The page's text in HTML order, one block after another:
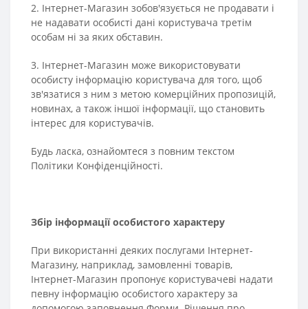
2. Інтернет-Магазин зобов'язується не продавати і
не надавати особисті дані користувача третім
особам ні за яких обставин.
3. Інтернет-Магазин може використовувати
особисту інформацію користувача для того, щоб
зв'язатися з ним з метою комерційних пропозицій,
новинах, а також іншої інформації, що становить
інтерес для користувачів.
Будь ласка, ознайомтеся з повним текстом
Політики Конфіденційності.
Збір інформації особистого характеру
При використанні деяких послугами Інтернет-
Магазину, наприклад, замовленні товарів,
Інтернет-Магазин пропонує користувачеві надати
певну інформацію особистого характеру за